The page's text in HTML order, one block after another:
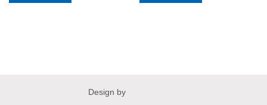
Design by